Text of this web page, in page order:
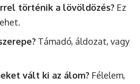
történik a lövöldözés? Ez
Támadó, áldozat, vagy
vált ki az álom? Félelem,